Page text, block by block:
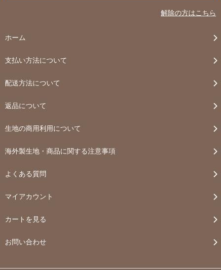
解除の方はこちら
ホーム
支払い方法について
配送方法について
返品について
生地の商用利用について
海外製生地・商品に関する注意事項
よくある質問
マイアカウント
カートを見る
お問い合わせ